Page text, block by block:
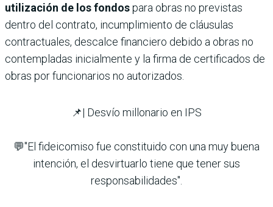
utilización de los fondospara obras no previstas
dentro del contrato, incumplimiento de cláusulas
contractuales, descalce financiero debido a obras no
contempladas inicialmente y la firma de certificados de
obras por funcionarios no autorizados.
📌| Desvío millonario en IPS
💬"El fideicomiso fue constituido con una muy buena
intención, el desvirtuarlo tiene que tener sus
responsabilidades".